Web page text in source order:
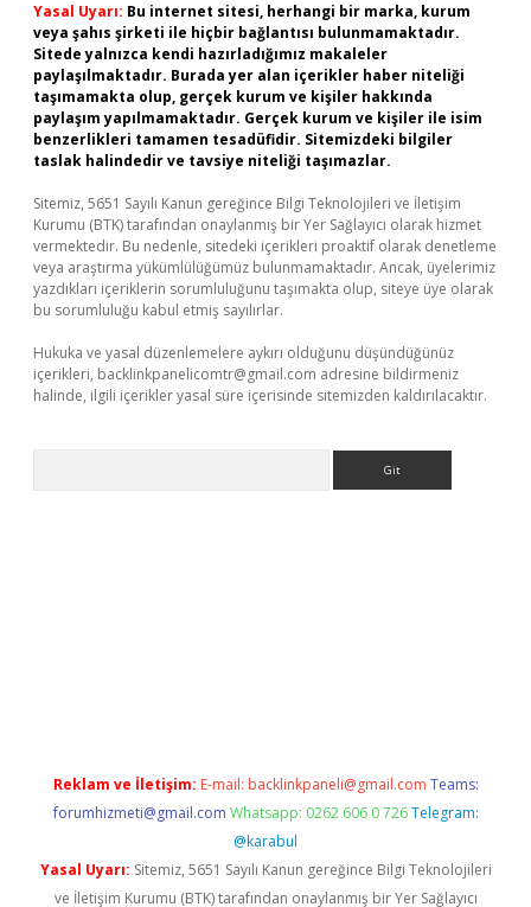
Yasal Uyarı: Bu internet sitesi, herhangi bir marka, kurum
veya şahıs şirketi ile hiçbir bağlantısı bulunmamaktadır.
Sitede yalnızca kendi hazırladığımız makaleler
paylaşılmaktadır. Burada yer alan içerikler haber niteliği
taşımamakta olup, gerçek kurum ve kişiler hakkında
paylaşım yapılmamaktadır. Gerçek kurum ve kişiler ile isim
benzerlikleri tamamen tesadüfidir. Sitemizdeki bilgiler
taslak halindedir ve tavsiye niteliği taşımazlar.
Sitemiz, 5651 Sayılı Kanun gereğince Bilgi Teknolojileri ve İletişim
Kurumu (BTK) tarafından onaylanmış bir Yer Sağlayıcı olarak hizmet
vermektedir. Bu nedenle, sitedeki içerikleri proaktif olarak denetleme
veya araştırma yükümlülüğümüz bulunmamaktadır. Ancak, üyelerimiz
yazdıkları içeriklerin sorumluluğunu taşımakta olup, siteye üye olarak
bu sorumluluğu kabul etmiş sayılırlar.
Hukuka ve yasal düzenlemelere aykırı olduğunu düşündüğünüz
içerikleri, backlinkpanelicomtr@gmail.com adresine bildirmeniz
halinde, ilgili içerikler yasal süre içerisinde sitemizden kaldırılacaktır.
Reklam ve İletişim: E-mail: backlinkpaneli@gmail.com Teams:
forumhizmeti@gmail.com Whatsapp: 0262 606 0 726 Telegram:
@karabul
Yasal Uyarı: Sitemiz, 5651 Sayılı Kanun gereğince Bilgi Teknolojileri
ve İletişim Kurumu (BTK) tarafından onaylanmış bir Yer Sağlayıcı